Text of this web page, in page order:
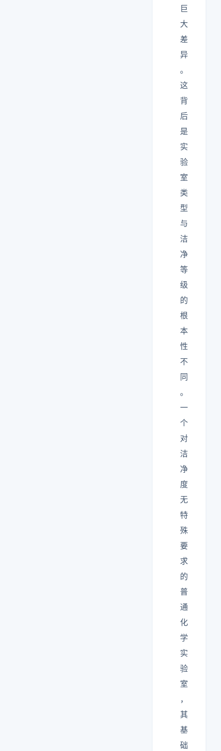
巨
大
差
异
。
这
背
后
是
实
验
室
类
型
与
洁
净
等
级
的
根
本
性
不
同
。
一
个
对
洁
净
度
无
特
殊
要
求
的
普
通
化
学
实
验
室
，
其
基
础